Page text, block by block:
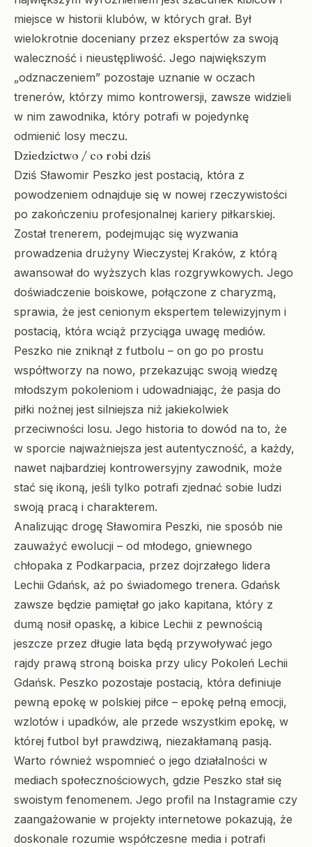
miejsce w historii klubów, w których grał. Był
wielokrotnie doceniany przez ekspertów za swoją
waleczność i nieustępliwość. Jego największym
„odznaczeniem” pozostaje uznanie w oczach
trenerów, którzy mimo kontrowersji, zawsze widzieli
w nim zawodnika, który potrafi w pojedynkę
odmienić losy meczu.
Dziedzictwo / co robi dziś
Dziś Sławomir Peszko jest postacią, która z
powodzeniem odnajduje się w nowej rzeczywistości
po zakończeniu profesjonalnej kariery piłkarskiej.
Został trenerem, podejmując się wyzwania
prowadzenia drużyny Wieczystej Kraków, z którą
awansował do wyższych klas rozgrywkowych. Jego
doświadczenie boiskowe, połączone z charyzmą,
sprawia, że jest cenionym ekspertem telewizyjnym i
postacią, która wciąż przyciąga uwagę mediów.
Peszko nie zniknął z futbolu – on go po prostu
współtworzy na nowo, przekazując swoją wiedzę
młodszym pokoleniom i udowadniając, że pasja do
piłki nożnej jest silniejsza niż jakiekolwiek
przeciwności losu. Jego historia to dowód na to, że
w sporcie najważniejsza jest autentyczność, a każdy,
nawet najbardziej kontrowersyjny zawodnik, może
stać się ikoną, jeśli tylko potrafi zjednać sobie ludzi
swoją pracą i charakterem.
Analizując drogę Sławomira Peszki, nie sposób nie
zauważyć ewolucji – od młodego, gniewnego
chłopaka z Podkarpacia, przez dojrzałego lidera
Lechii Gdańsk, aż po świadomego trenera. Gdańsk
zawsze będzie pamiętał go jako kapitana, który z
dumą nosił opaskę, a kibice Lechii z pewnością
jeszcze przez długie lata będą przywoływać jego
rajdy prawą stroną boiska przy ulicy Pokoleń Lechii
Gdańsk. Peszko pozostaje postacią, która definiuje
pewną epokę w polskiej piłce – epokę pełną emocji,
wzlotów i upadków, ale przede wszystkim epokę, w
której futbol był prawdziwą, niezakłamaną pasją.
Warto również wspomnieć o jego działalności w
mediach społecznościowych, gdzie Peszko stał się
swoistym fenomenem. Jego profil na Instagramie czy
zaangażowanie w projekty internetowe pokazują, że
doskonale rozumie współczesne media i potrafi